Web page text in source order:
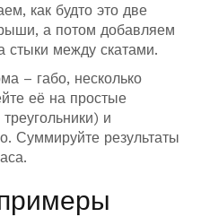
как будто это две
а потом добавляем
стыки между скатами.
– габо, несколько
её на простые
и
Суммируйте результаты